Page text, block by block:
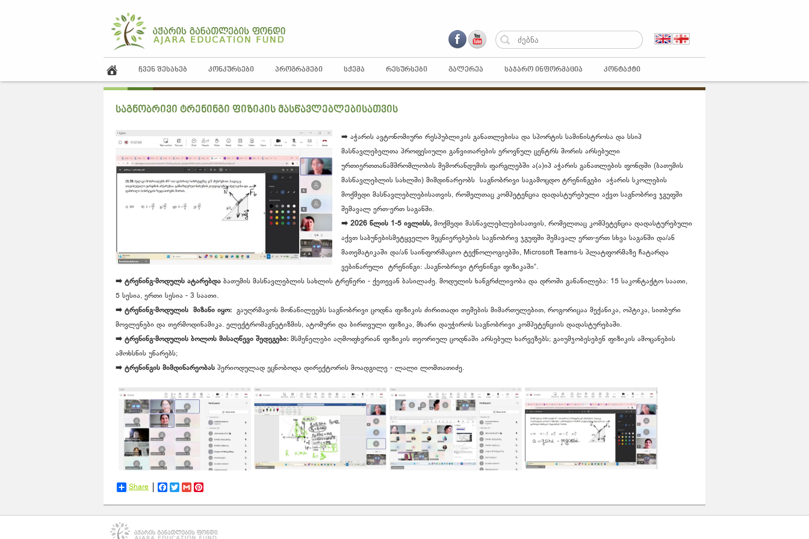
ᲩᲕᲔᲜ ᲨᲔᲡᲐᲮᲔᲑ ᲙᲝᲜᲙᲣᲠᲡᲔᲑᲘ ᲞᲠᲝᲒᲠᲐᲛᲔᲑᲘ ᲡᲥᲔᲛᲐ ᲠᲔᲡᲣᲠᲡᲔᲑᲘ ᲒᲐᲚᲔᲠᲔᲐ ᲡᲐᲯᲐᲠᲝ ᲘᲜᲤᲝᲠᲛᲐᲪᲘᲐ ᲙᲝᲜᲢᲐᲥᲢᲘ
საგნობრივი ტრენინგი ფიზიკის მასწავლებლებისათვის
➡️ აჭარის ავტონომიური რესპუბლიკის განათლებისა და სპორტის სამინისტროსა და სსიპ
მასწავლებელთა პროფესიული განვითარების ეროვნულ ცენტრს შორის არსებული
ურთიერთთანამშრომლობის მემორანდუმის ფარგლებში ა(ა)იპ აჭარის განათლების ფონდში (ბათუმის
მასწავლებლის სახლში) მიმდინარეობს საგნობრივი საგამოცდო ტრენინგები აჭარის სკოლების
მოქმედი მასწავლებლებისათვის, რომელთაც კომპეტენცია დადასტურებული აქვთ საგნობრივ ჯგუფში
შემავალ ერთ-ერთ საგანში.
➡️ 2026 წლის 1-5 ივლისს, მოქმედი მასწავლებლებისათვის, რომელთაც კომპეტენცია დადასტურებული
აქვთ საბუნებისმეტყველო მეცნიერებების საგნობრივ ჯგუფში შემავალ ერთ-ერთ სხვა საგანში და/ან
მათემატიკაში და/ან საინფორმაციო ტექნოლოგიებში, Microsoft Teams-ს პლატფორმაზე ჩატარდა
ვებინარული ტრენინგი: „საგნობრივი ტრენინგი ფიზიკაში“.
➡️ ტრენინგ-მოდულს ატარებდა ბათუმის მასწავლებლის სახლის ტრენერი - ქეთევან ბასილაძე. მოდულის ხანგრძლივობა და დროში განაწილება: 15 საკონტაქტო საათი,
5 სესია, ერთი სესია - 3 საათი.
➡️ ტრენინგ-მოდულის მიზანი იყო: გაუღრმავოს მონაწილეებს საგნობრივი ცოდნა ფიზიკის ძირითადი თემების მიმართულებით, როგორიცაა მექანიკა, ოპტიკა, სითბური
მოვლენები და თერმოდინამიკა. ელექტრომაგნეტიზმის, ატომური და ბირთვული ფიზიკა, მხარი დაუჭიროს საგნობრივი კომპეტენციის დადასტურებაში.
➡️ ტრენინგ-მოდულის ბოლოს მისაღწევი შედეგები: მსმენელები აღმოფხვრიან ფიზიკის თეორიულ ცოდნაში არსებულ ხარვეზებს; გაიუმჯობესებენ ფიზიკის ამოცანების
ამოხსნის უნარებს;
➡️ ტრენინგის მიმდინარეობას პერიოდულად ეცნობოდა დირექტორის მოადგილე - ლალი ლომთათიძე.
Share Facebook
TwitterGmail